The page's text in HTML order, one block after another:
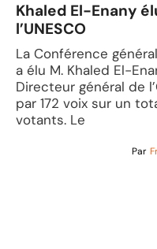
Khaled El-Enany
l’UNESCO
La Conférence
a élu M. Khaled El-
Directeur général de
par 172 voix sur un
votants. Le
Par